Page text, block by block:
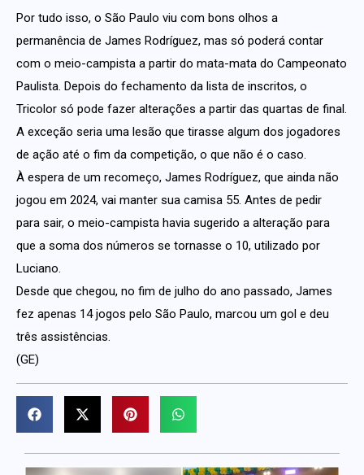
Por tudo isso, o São Paulo viu com bons olhos a
permanência de James Rodríguez, mas só poderá contar
com o meio-campista a partir do mata-mata do Campeonato
Paulista. Depois do fechamento da lista de inscritos, o
Tricolor só pode fazer alterações a partir das quartas de final.
A exceção seria uma lesão que tirasse algum dos jogadores
de ação até o fim da competição, o que não é o caso.
À espera de um recomeço, James Rodríguez, que ainda não
jogou em 2024, vai manter sua camisa 55. Antes de pedir
para sair, o meio-campista havia sugerido a alteração para
que a soma dos números se tornasse o 10, utilizado por
Luciano.
Desde que chegou, no fim de julho do ano passado, James
fez apenas 14 jogos pelo São Paulo, marcou um gol e deu
três assistências.
(GE)